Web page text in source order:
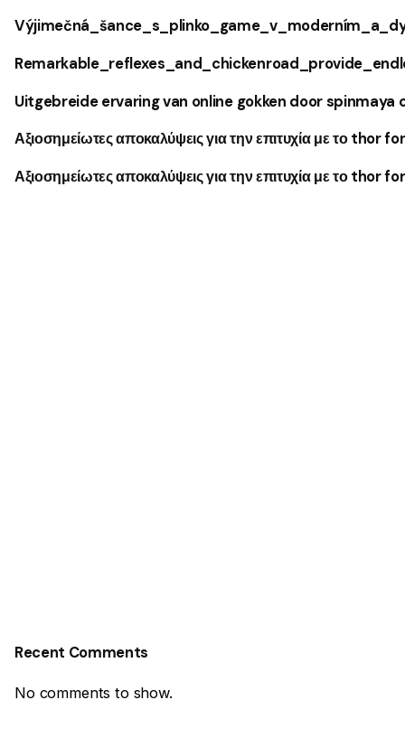
Uitgebreide ervaring van online gokken door
Αξιοσημείωτες αποκαλύψεις για την επιτυχία με το thor
Αξιοσημείωτες αποκαλύψεις για την επιτυχία με το thor
Recent Comments
No comments to show.